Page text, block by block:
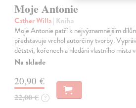
Moje Antonie
Cather Willa| Kniha
Moje Antonie patří k nejvýznamnějším
představuje vrchol autorčiny tvorby.
dětství, kořenech a hledání vlastního místa
Na sklade
20,90 €
22,00 € ?